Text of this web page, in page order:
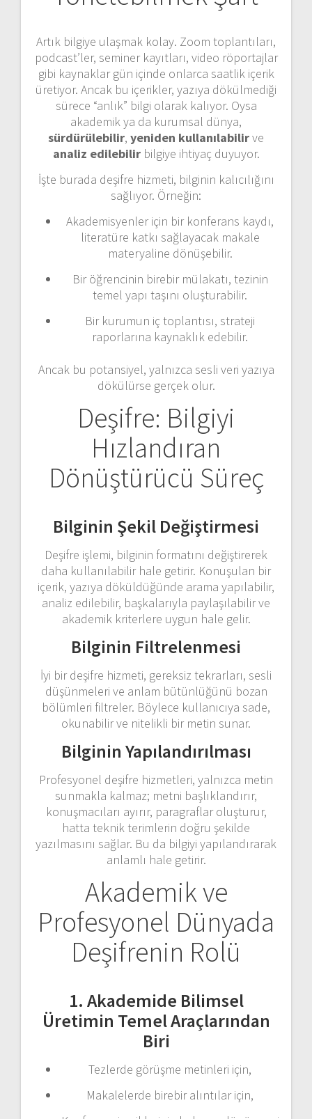
Artık bilgiye ulaşmak kolay. Zoom toplantıları,
podcast’ler, seminer kayıtları, video röportajlar
gibi kaynaklar gün içinde onlarca saatlik içerik
üretiyor. Ancak bu içerikler, yazıya dökülmediği
sürece “anlık” bilgi olarak kalıyor. Oysa
akademik ya da kurumsal dünya,
sürdürülebilir, yeniden kullanılabilirve
analiz edilebilirbilgiye ihtiyaç duyuyor.
İşte burada deşifre hizmeti, bilginin kalıcılığını
sağlıyor. Örneğin:
Akademisyenler için bir konferans kaydı,
literatüre katkı sağlayacak makale
materyaline dönüşebilir.
Bir öğrencinin birebir mülakatı, tezinin
temel yapı taşını oluşturabilir.
Bir kurumun iç toplantısı, strateji
raporlarına kaynaklık edebilir.
Ancak bu potansiyel, yalnızca sesli veri yazıya
dökülürse gerçek olur.
Deşifre: Bilgiyi
Hızlandıran
Dönüştürücü Süreç
Bilginin Şekil Değiştirmesi
Deşifre işlemi, bilginin formatını değiştirerek
daha kullanılabilir hale getirir. Konuşulan bir
içerik, yazıya döküldüğünde arama yapılabilir,
analiz edilebilir, başkalarıyla paylaşılabilir ve
akademik kriterlere uygun hale gelir.
Bilginin Filtrelenmesi
İyi bir deşifre hizmeti, gereksiz tekrarları, sesli
düşünmeleri ve anlam bütünlüğünü bozan
bölümleri filtreler. Böylece kullanıcıya sade,
okunabilir ve nitelikli bir metin sunar.
Bilginin Yapılandırılması
Profesyonel deşifre hizmetleri, yalnızca metin
sunmakla kalmaz; metni başlıklandırır,
konuşmacıları ayırır, paragraflar oluşturur,
hatta teknik terimlerin doğru şekilde
yazılmasını sağlar. Bu da bilgiyi yapılandırarak
anlamlı hale getirir.
Akademik ve
Profesyonel Dünyada
Deşifrenin Rolü
1. Akademide Bilimsel
Üretimin Temel Araçlarından
Biri
Tezlerde görüşme metinleri için,
Makalelerde birebir alıntılar için,